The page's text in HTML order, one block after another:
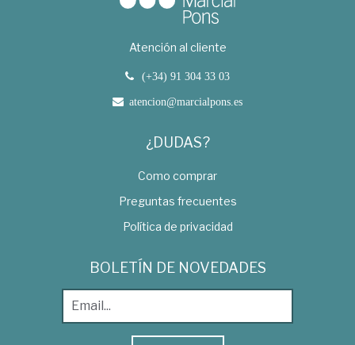
Atención al cliente
(+34) 91 304 33 03
atencion@marcialpons.es
¿DUDAS?
Como comprar
Preguntas frecuentes
Política de privacidad
BOLETÍN DE NOVEDADES